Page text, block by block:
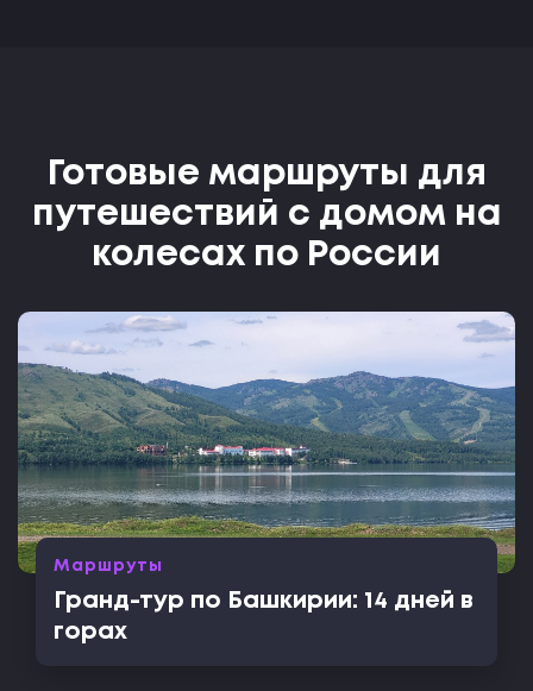
Готовые маршруты для
путешествий с домом на
колесах по России
Маршруты
Гранд-тур по Башкирии: 14 дней в
горах